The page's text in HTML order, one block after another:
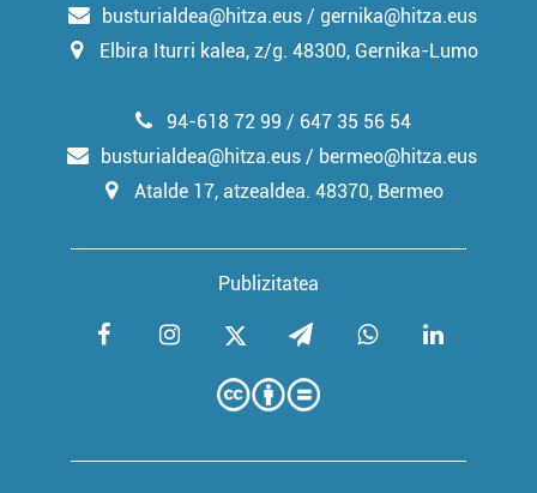
busturialdea@hitza.eus / gernika@hitza.eus
Elbira Iturri kalea, z/g. 48300, Gernika-Lumo
Publizitatea
94-618 72 99 / 647 35 56 54
busturialdea@hitza.eus / bermeo@hitza.eus
Atalde 17, atzealdea. 48370, Bermeo